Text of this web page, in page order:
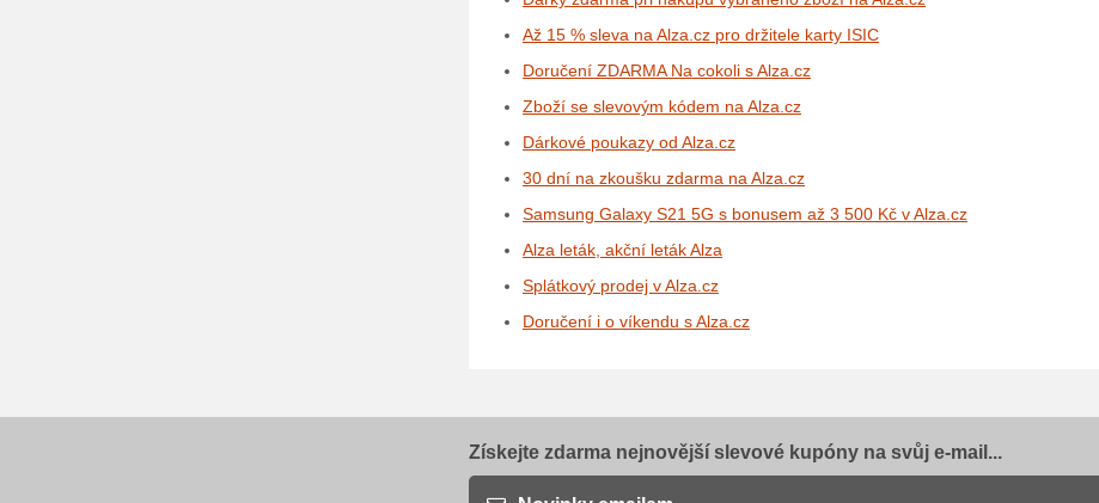
Až 15 % sleva na Alza.cz pro držitele karty ISIC
Doručení ZDARMA Na cokoli s Alza.cz
Zboží se slevovým kódem na Alza.cz
Dárkové poukazy od Alza.cz
30 dní na zkoušku zdarma na Alza.cz
Samsung Galaxy S21 5G s bonusem až 3 500 Kč v Alza.cz
Alza leták, akční leták Alza
Splátkový prodej v Alza.cz
Doručení i o víkendu s Alza.cz
Získejte zdarma nejnovější slevové kupóny na svůj e-mail...